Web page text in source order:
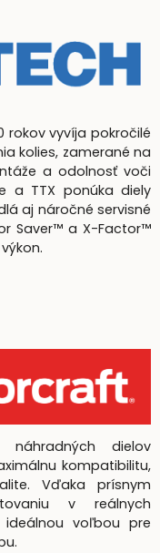
rokov vyvíja pokročilé
kolies, zamerané na
a odolnosť voči
a TTX ponúka diely
aj náročné servisné
Saver™ a X-Factor™
dielov
kompatibilitu,
Vďaka prísnym
v reálnych
voľbou pre